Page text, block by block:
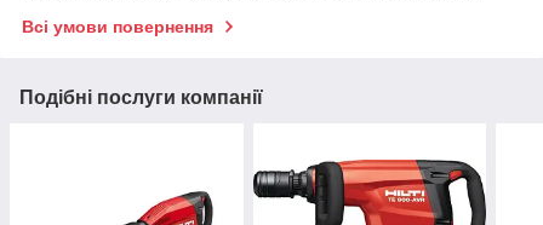
Всі умови повернення
Подібні послуги компанії